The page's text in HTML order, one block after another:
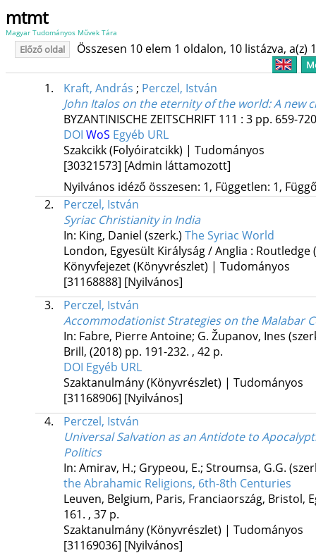
mtmt
Magyar Tudományos Művek Tára
Előző oldal Összesen 10 elem 1 oldalon, 10 listázva, a(z)
1. Kraft, András ; Perczel, István
John Italos on the eternity of the world: A new
BYZANTINISCHE ZEITSCHRIFT 111 : 3 pp. 659-
DOI WoS Egyéb URL
Szakcikk (Folyóiratcikk) | Tudományos
[30321573] [Admin láttamozott]
Nyilvános idéző összesen: 1, Független: 1,
2.
Perczel, István
Syriac Christianity in India
In: King, Daniel (szerk.) The Syriac World
London, Egyesült Királyság / Anglia : Routledge
Könyvfejezet (Könyvrészlet) | Tudományos
[31168888] [Nyilvános]
3.
Perczel, István
Accommodationist Strategies on the Malabar
In: Fabre, Pierre Antoine; G. Županov, Ines
Brill, (2018) pp. 191-232. , 42 p.
DOI Egyéb URL
Szaktanulmány (Könyvrészlet) | Tudományos
[31168906] [Nyilvános]
4.
Perczel, István
Universal Salvation as an Antidote to
Politics
In: Amirav, H.; Grypeou, E.; Stroumsa, G.G.
the Abrahamic Religions, 6th-8th Centuries
Leuven, Belgium, Paris, Franciaország, Bristol,
161. , 37 p.
Szaktanulmány (Könyvrészlet) | Tudományos
[31169036] [Nyilvános]